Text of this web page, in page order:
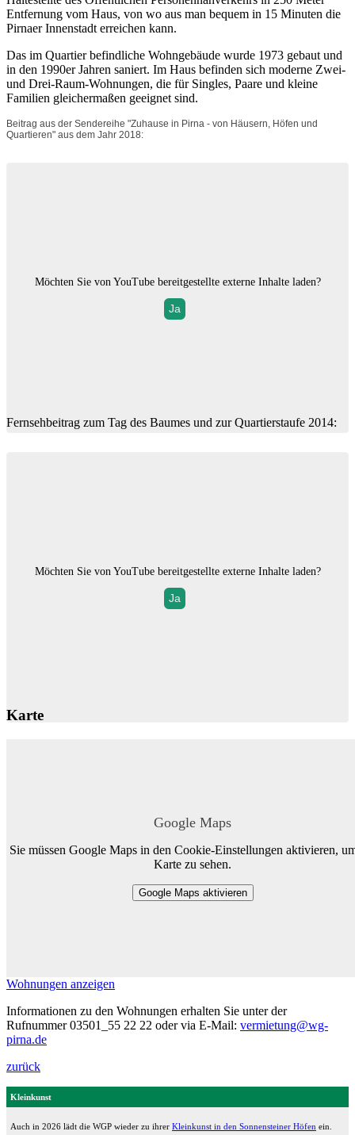
Entfernung vom Haus, von wo aus man bequem in 15 Minuten die
Pirnaer Innenstadt erreichen kann.
Das im Quartier befindliche Wohngebäude wurde 1973 gebaut und
in den 1990er Jahren saniert. Im Haus befinden sich moderne Zwei-
und Drei-Raum-Wohnungen, die für Singles, Paare und kleine
Familien gleichermaßen geeignet sind.
Beitrag aus der Sendereihe "Zuhause in Pirna - von Häusern, Höfen und
Quartieren" aus dem Jahr 2018:
Möchten Sie von YouTubebereitgestellte externe Inhalte laden?
Ja
Fernsehbeitrag zum Tag des Baumes und zur Quartierstaufe 2014:
Möchten Sie von YouTubebereitgestellte externe Inhalte laden?
Ja
Karte
Google Maps
Sie müssen Google Maps in den Cookie-Einstellungen aktivieren,
Karte zu sehen.
Google Maps aktivieren
Wohnungen anzeigen
Informationen zu den Wohnungen erhalten Sie unter der
Rufnummer 03501_55 22 22 oder via E-Mail: vermietung@wg-
pirna.de
zurück
Kleinkunst
Auch in 2026 lädt die WGP wieder zu ihrer Kleinkunst in den Sonnensteiner Höfen ein.